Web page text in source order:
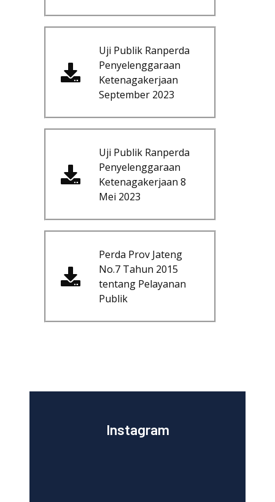
Uji Publik Ranperda
Penyelenggaraan
Ketenagakerjaan
September 2023
Uji Publik Ranperda
Penyelenggaraan
Ketenagakerjaan 8
Mei 2023
Perda Prov Jateng
No.7 Tahun 2015
tentang Pelayanan
Publik
Instagram